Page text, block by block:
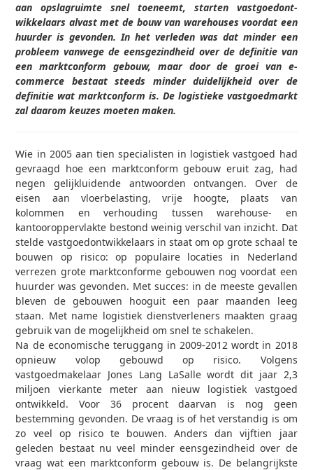
aan opslagruimte snel toeneemt, starten vastgoedont-
wikkelaars alvast met de bouw van warehouses voordat een
huurder is gevonden. In het verleden was dat minder een
probleem vanwege de eensgezindheid over de definitie van
een marktconform gebouw, maar door de groei van e-
commerce bestaat steeds minder duidelijkheid over de
definitie wat marktconform is. De logistieke vastgoedmarkt
zal daarom keuzes moeten maken.
Wie in 2005 aan tien specialisten in logistiek vastgoed had
gevraagd hoe een marktconform gebouw eruit zag, had
negen gelijkluidende antwoorden ontvangen. Over de
eisen aan vloerbelasting, vrije hoogte, plaats van
kolommen en verhouding tussen warehouse- en
kantooroppervlakte bestond weinig verschil van inzicht. Dat
stelde vastgoedontwikkelaars in staat om op grote schaal te
bouwen op risico: op populaire locaties in Nederland
verrezen grote marktconforme gebouwen nog voordat een
huurder was gevonden. Met succes: in de meeste gevallen
bleven de gebouwen hooguit een paar maanden leeg
staan. Met name logistiek dienstverleners maakten graag
gebruik van de mogelijkheid om snel te schakelen.
Na de economische teruggang in 2009-2012 wordt in 2018
opnieuw volop gebouwd op risico. Volgens
vastgoedmakelaar Jones Lang LaSalle wordt dit jaar 2,3
miljoen vierkante meter aan nieuw logistiek vastgoed
ontwikkeld. Voor 36 procent daarvan is nog geen
bestemming gevonden. De vraag is of het verstandig is om
zo veel op risico te bouwen. Anders dan vijftien jaar
geleden bestaat nu veel minder eensgezindheid over de
vraag wat een marktconform gebouw is. De belangrijkste